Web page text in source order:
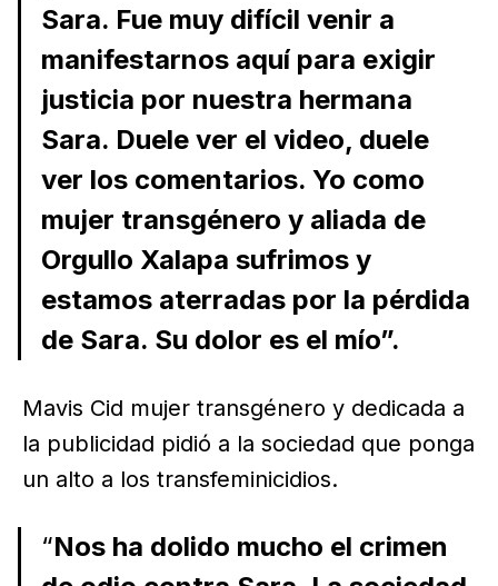
Sara. Fue muy difícil venir a
manifestarnos aquí para exigir
justicia por nuestra hermana
Sara. Duele ver el video, duele
ver los comentarios. Yo como
mujer transgénero y aliada de
Orgullo Xalapa sufrimos y
estamos aterradas por la pérdida
de Sara. Su dolor es el mío”.
Mavis Cid mujer transgénero y dedicada a
la publicidad pidió a la sociedad que ponga
un alto a los transfeminicidios.
“Nos ha dolido mucho el crimen